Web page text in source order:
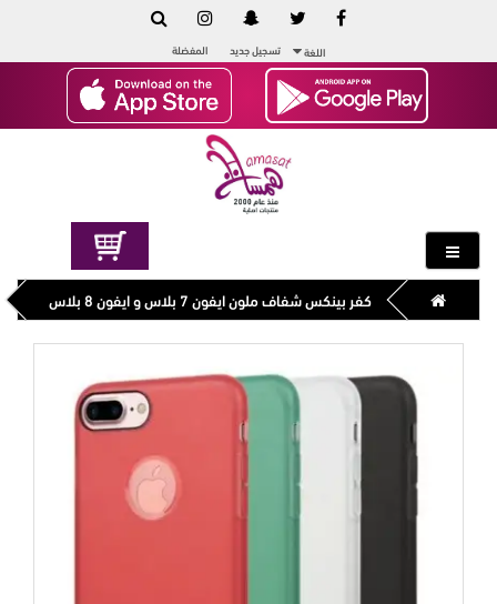
اللغة تسجيل جديد المفضلة
كفر بينكس شفاف ملون ايفون 7 بلاس و ايفون 8 بلاس